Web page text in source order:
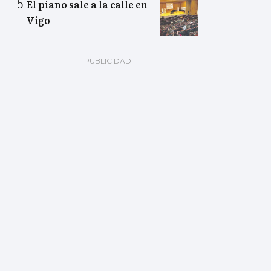
El piano sale a la calle en
Vigo